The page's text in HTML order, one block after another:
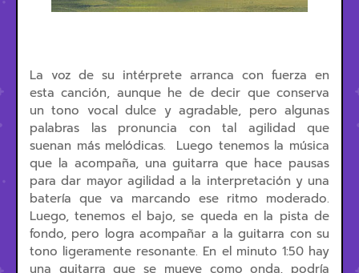
La voz de su intérprete arranca con fuerza en
esta canción, aunque he de decir que conserva
un tono vocal dulce y agradable, pero algunas
palabras las pronuncia con tal agilidad que
suenan más melódicas. Luego tenemos la música
que la acompaña, una guitarra que hace pausas
para dar mayor agilidad a la interpretación y una
batería que va marcando ese ritmo moderado.
Luego, tenemos el bajo, se queda en la pista de
fondo, pero logra acompañar a la guitarra con su
tono ligeramente resonante. En el minuto 1:50 hay
una guitarra que se mueve como onda, podría